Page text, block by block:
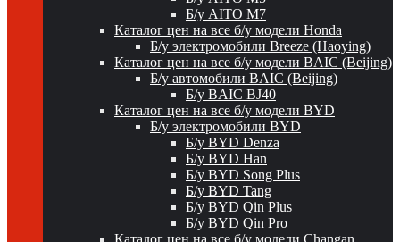
Б/у AITO M7
Каталог цен на все б/у модели Honda
Б/у электромобили Breeze (Haoying)
Каталог цен на все б/у модели BAIC (Beijing)
Б/у автомобили BAIC (Beijing)
Б/у BAIC BJ40
Каталог цен на все б/у модели BYD
Б/у электромобили BYD
Б/у BYD Denza
Б/у BYD Han
Б/у BYD Song Plus
Б/у BYD Tang
Б/у BYD Qin Plus
Б/у BYD Qin Pro
Каталог цен на все б/у модели Changan